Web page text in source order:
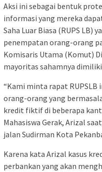
Aksi ini sebagai bentuk
informasi yang mereka
Saha Luar Biasa (RUPS LB)
penempatan orang-orang
Komisaris Utama (Komut)
mayoritas sahamnya
“Kami minta rapat
orang-orang yang
kredit fiktif di beberapa
Mahasiswa Gerak, Arizal
jalan Sudirman Kota
Karena kata Arizal kasus
perbankan yang akan